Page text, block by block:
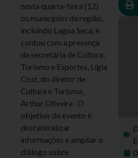
nesta quarta-feira (12)
os municípios da região,
incluindo Lagoa Seca, e
contou com a presença
da secretária de Cultura,
Turismo e Esportes, Lígia
Cruz, do diretor de
Cultura e Turismo,
Arthur Oliveira . O
objetivo do evento é
descentralizar
informações e ampliar o
diálogo sobre